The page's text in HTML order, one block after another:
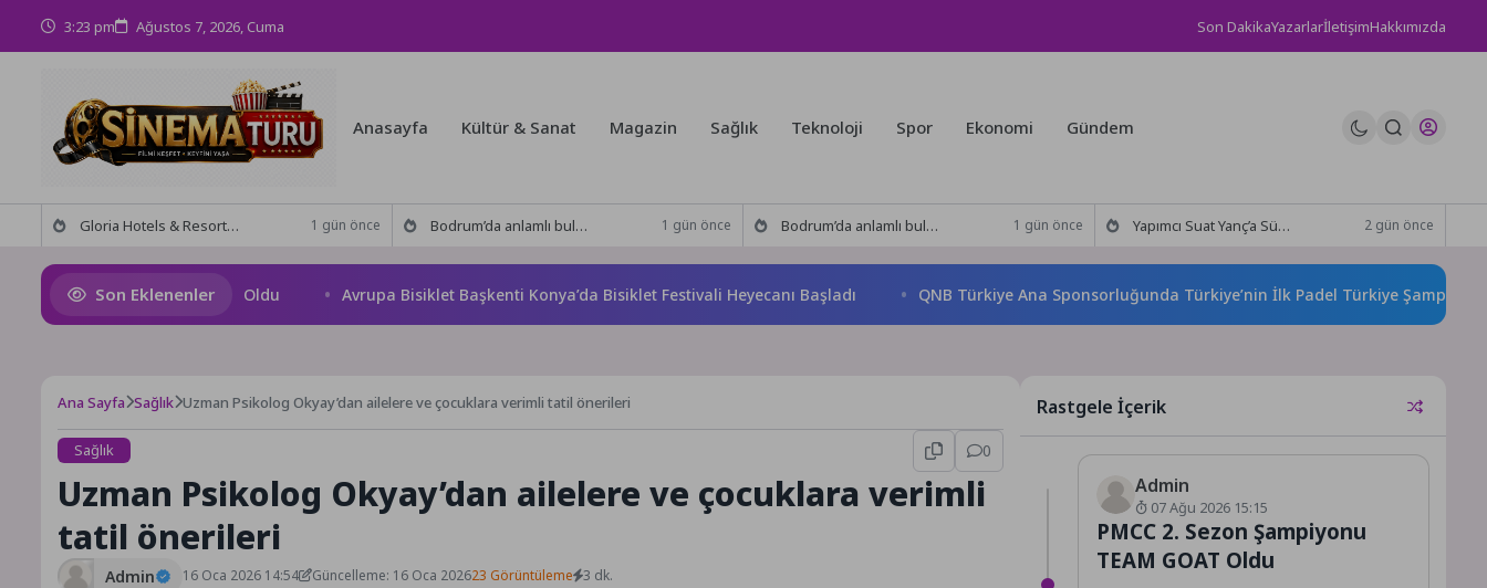
3:23 pm Ağustos 7, 2026, Cuma Son DakikaYazarlarİletişimHakkımızda
Anasayfa Kültür & Sanat Magazin Sağlık Teknoloji Spor Ekonomi Gündem
Gloria Hotels & Resorts, Ödüllü bar Panda & Sons ile unutulmaz bir Miksoloji Gecesine İmza Attı 1 gün önce Bodrum’da anlamlı buluşma! Özgür Aras’ın çok konuşulan kitabı yeni baskısını Titanic Luxury Collection Bodrum’da kutladı 1 gün önce Bodrum’da anlamlı buluşma! Özgür Aras’ın çok konuşulan kitabı yeni baskısını Titanic Luxury Collection Bodrum’da kutladı 1 gün önce Yapımcı Suat Yanç’a Sürpriz Doğum Günü Kutlaması! 2 gün önce
Son Eklenenler
Şampiyonu TEAM GOAT Oldu Avrupa Bisiklet Başkenti Konya’da Bisiklet Festivali Heyecanı Başladı QNB Türkiye Ana Sponsorluğunda Türkiye’nin İlk Padel Türkiye Şampiyonası
Ana Sayfa Sağlık Uzman Psikolog Okyay’dan ailelere ve çocuklara verimli tatil önerileri
Sağlık 0
Uzman Psikolog Okyay’dan ailelere ve çocuklara verimli
tatil önerileri
Admin 16 Oca 2026 14:54 Güncelleme: 16 Oca 202623 Görüntüleme 3 dk.
Rastgele İçerik
Admin
07 Ağu 2026 15:15
PMCC 2. Sezon Şampiyonu
TEAM GOAT Oldu